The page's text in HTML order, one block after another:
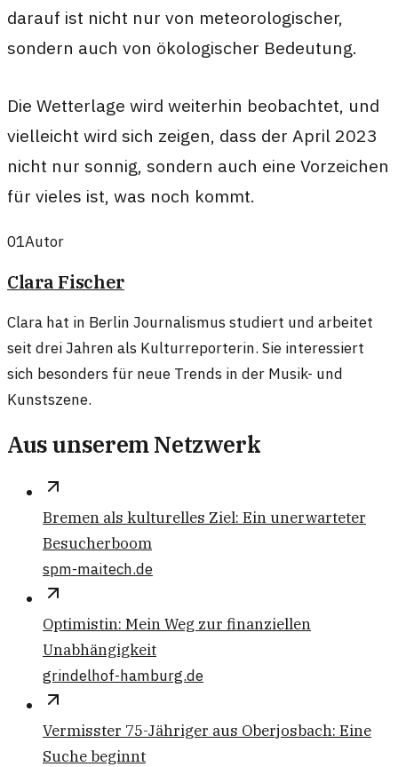
darauf ist nicht nur von meteorologischer,
sondern auch von ökologischer Bedeutung.
Die Wetterlage wird weiterhin beobachtet, und
vielleicht wird sich zeigen, dass der April 2023
nicht nur sonnig, sondern auch eine Vorzeichen
für vieles ist, was noch kommt.
01Autor
Clara Fischer
Clara hat in Berlin Journalismus studiert und arbeitet
seit drei Jahren als Kulturreporterin. Sie interessiert
sich besonders für neue Trends in der Musik- und
Kunstszene.
Aus unserem Netzwerk
Bremen als kulturelles Ziel: Ein unerwarteter
Besucherboom
spm-maitech.de
Optimistin: Mein Weg zur finanziellen
Unabhängigkeit
grindelhof-hamburg.de
Vermisster 75-Jähriger aus Oberjosbach: Eine
Suche beginnt